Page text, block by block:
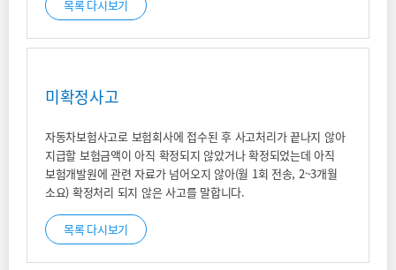
목록 다시보기
미확정사고
자동차보험사고로 보험회사에 접수된 후 사고처리가 끝나지 않아
지급할 보험금액이 아직 확정되지 않았거나 확정되었는데 아직
보험개발원에 관련 자료가 넘어오지 않아(월 1회 전송, 2~3개월
소요) 확정처리 되지 않은 사고를 말합니다.
목록 다시보기